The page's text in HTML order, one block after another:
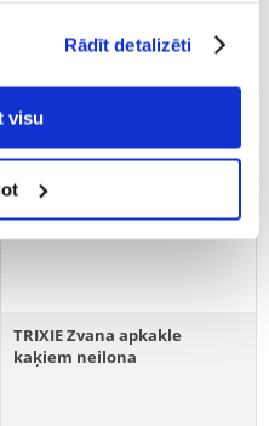
Rādīt detalizēti
visu
TRIXIE Zvana apkakle
kaķiem neilona